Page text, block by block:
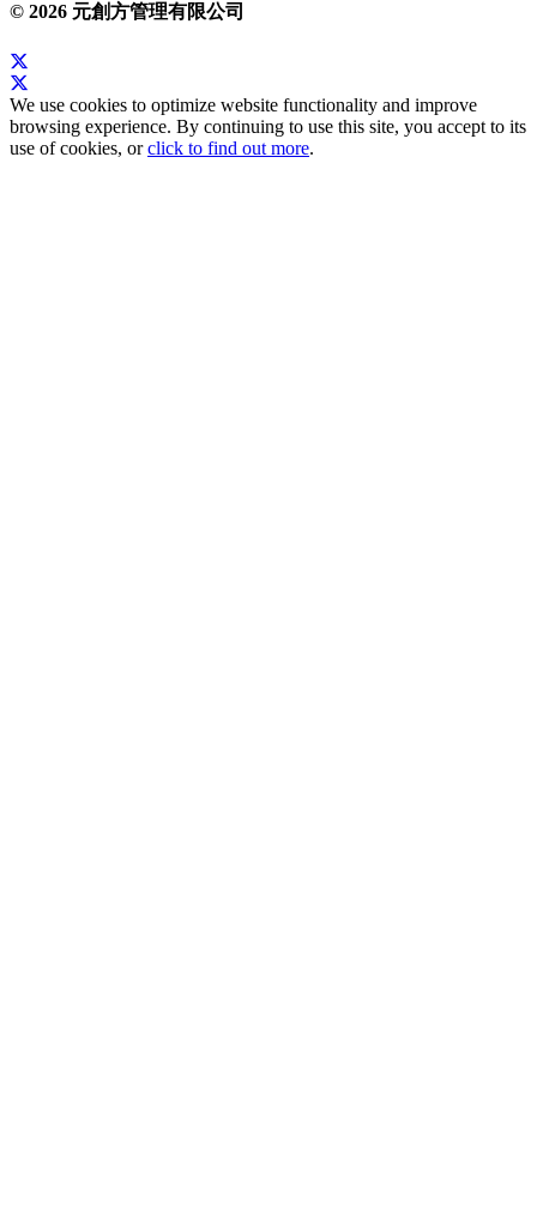
© 2026 元創方管理有限公司
We use cookies to optimize website functionality and improve
browsing experience. By continuing to use this site, you accept to its
use of cookies, orclick to find out more.